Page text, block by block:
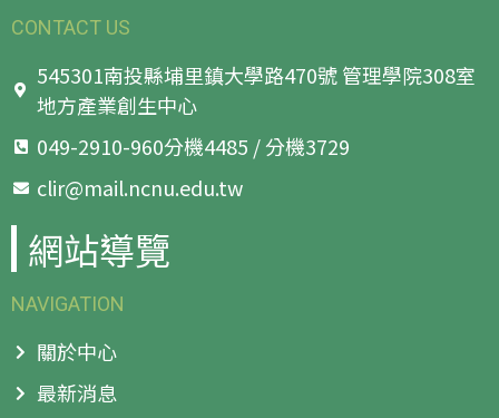
CONTACT US
545301南投縣埔里鎮大學路470號 管理學院308室
地方產業創生中心
049-2910-960分機4485 / 分機3729
clir@mail.ncnu.edu.tw
網站導覽
NAVIGATION
關於中心
最新消息